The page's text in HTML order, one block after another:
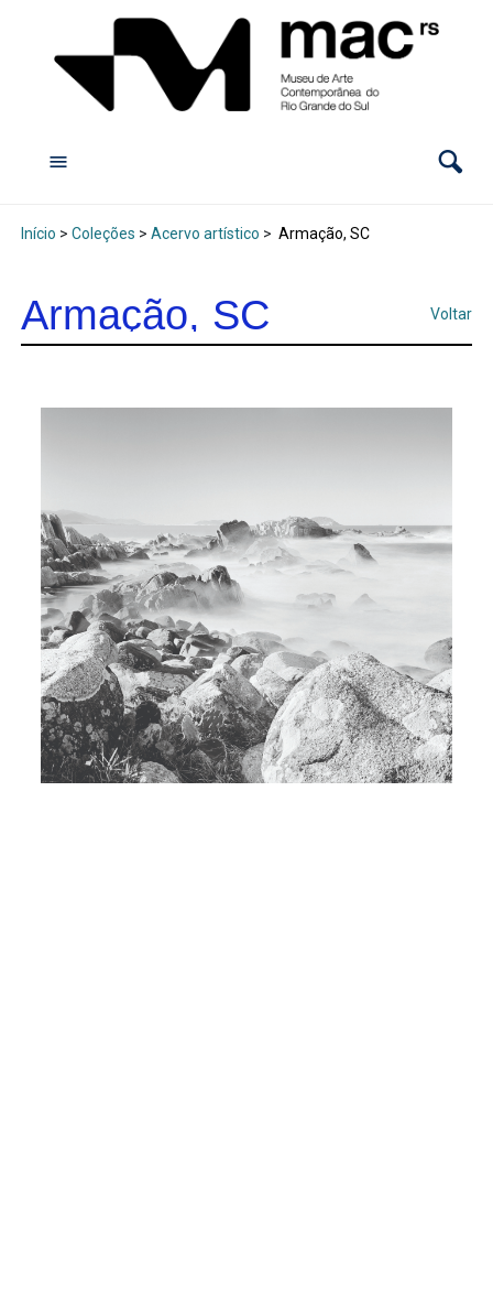
Início > Coleções > Acervo artístico > Armação, SC
Armação, SC Voltar